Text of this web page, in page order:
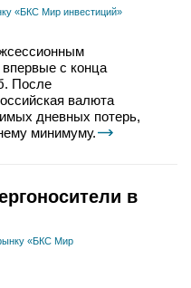
«БКС Мир инвестиций»
с конца
После
валюта
дневных потерь,
минимуму.
в
«БКС Мир